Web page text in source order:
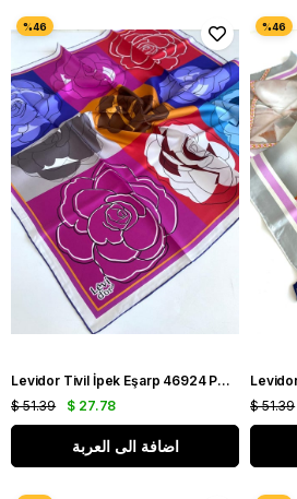
Levidor Tivil İpek Eşarp 46924 Pembe-Krem Karışık Desen
$ 27.78
$ 51.39
اضافة الى العربة
$ 51.39